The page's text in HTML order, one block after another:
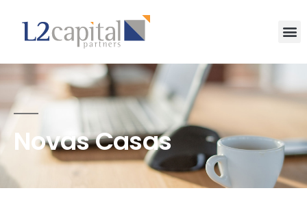
Novas Casas